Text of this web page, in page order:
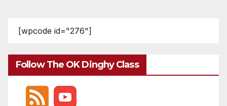
[wpcode id="276"]
Follow The OK Dinghy Class